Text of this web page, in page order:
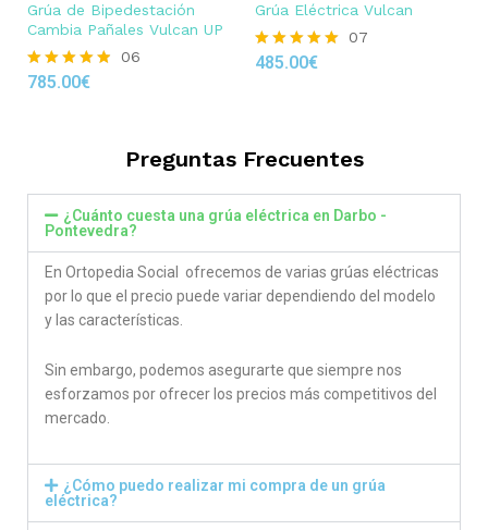
Grúa de Bipedestación
Cambia Pañales Vulcan UP
Rated
06
785.00€
Grúa Eléctrica Vulcan
Rated
07
485.00€
Preguntas Frecuentes
¿Cuánto cuesta una grúa eléctrica en Darbo -
Pontevedra?
En Ortopedia Social ofrecemos de varias grúas eléctricas
por lo que el precio puede variar dependiendo del modelo
y las características.
Sin embargo, podemos asegurarte que siempre nos
esforzamos por ofrecer los precios más competitivos del
mercado.
¿Cómo puedo realizar mi compra de un grúa
eléctrica?